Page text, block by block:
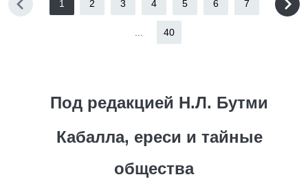
1 2 3 4 5 6 7
40
Под редакцией Н.Л. Бутми
Кабалла, ереси и тайные
общества